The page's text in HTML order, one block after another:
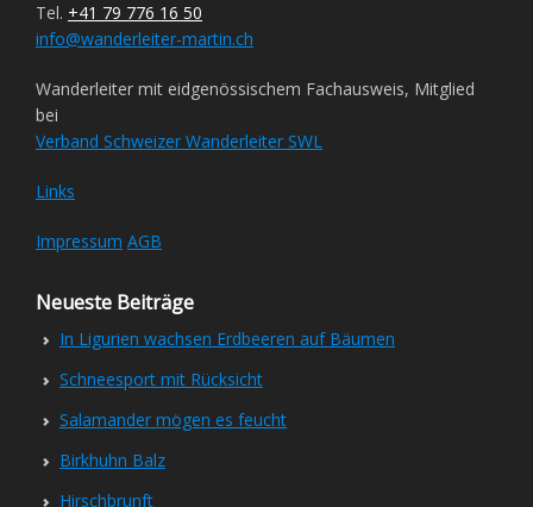
Tel. +41 79 776 16 50
info@wanderleiter-martin.ch
Wanderleiter mit eidgenössischem Fachausweis, Mitglied
bei
Verband Schweizer Wanderleiter SWL
Links
Impressum AGB
Neueste Beiträge
In Ligurien wachsen Erdbeeren auf Bäumen
Schneesport mit Rücksicht
Salamander mögen es feucht
Birkhuhn Balz
Hirschbrunft